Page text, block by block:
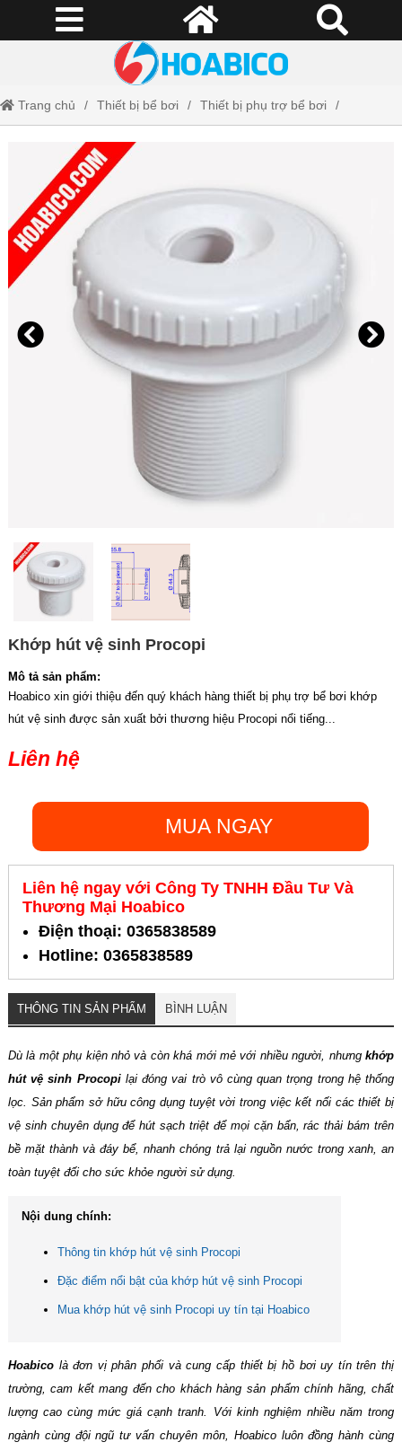
Trang chủ Thiết bị bể bơi Thiết bị phụ trợ bể bơi
Khớp hút vệ sinh Procopi
Khớp hút vệ sinh Procopi
Mô tả sản phẩm:
Hoabico xin giới thiệu đến quý khách hàng thiết bị phụ trợ bể bơi khớp
hút vệ sinh được sản xuất bởi thương hiệu Procopi nổi tiếng...
Liên hệ
MUA NGAY
Liên hệ ngay với Công Ty TNHH Đầu Tư Và
Thương Mại Hoabico
Điện thoại: 0365838589
Hotline: 0365838589
THÔNG TIN SẢN PHẨM BÌNH LUẬN
Dù là một phụ kiện nhỏ và còn khá mới mẻ với nhiều người, nhưngkhớp
hút vệ sinh Procopi lại đóng vai trò vô cùng quan trọng trong hệ thống
lọc. Sản phẩm sở hữu công dụng tuyệt vời trong việc kết nối các thiết bị
vệ sinh chuyên dụng để hút sạch triệt để mọi cặn bẩn, rác thải bám trên
bề mặt thành và đáy bể, nhanh chóng trả lại nguồn nước trong xanh, an
toàn tuyệt đối cho sức khỏe người sử dụng.
Nội dung chính:
Thông tin khớp hút vệ sinh Procopi
Đặc điểm nổi bật của khớp hút vệ sinh Procopi
Mua khớp hút vệ sinh Procopi uy tín tại Hoabico
Hoabico là đơn vị phân phối và cung cấp thiết bị hồ bơi uy tín trên thị
trường, cam kết mang đến cho khách hàng sản phẩm chính hãng, chất
lượng cao cùng mức giá cạnh tranh. Với kinh nghiệm nhiều năm trong
ngành cùng đội ngũ tư vấn chuyên môn, Hoabico luôn đồng hành cùng